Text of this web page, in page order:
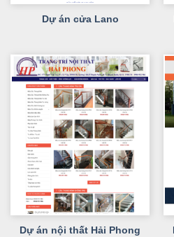
Dự án cửa Lano
Dự án nội thất Hải Phong